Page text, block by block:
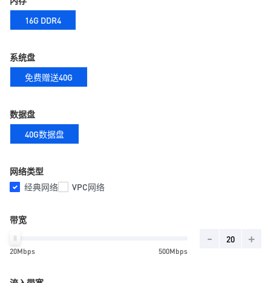
16G DDR4
系统盘
免费赠送40G
数据盘
40G数据盘
网络类型
经典网络
VPC网络
带宽
20Mbps 500Mbps
- +